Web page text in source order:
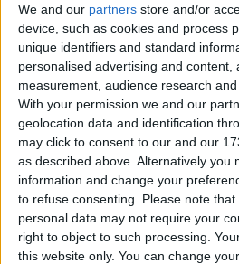
We and our partners store and/or
device, such as cookies and process
unique identifiers and standard
personalised advertising and content,
measurement, audience research
With your permission we and our
geolocation data and identification
may click to consent to our and our
as described above. Alternatively you
information and change your
to refuse consenting.
Please note
personal data may not require your
right to object to such processing.
this website only. You can change
“Não são os números nas listas
dados de treino que vou
anos”, afirmou Krieger no site
que fica para mim são os
experiências partilhadas, a
tempo baseia-se nas emoções.”
Uma ascensão